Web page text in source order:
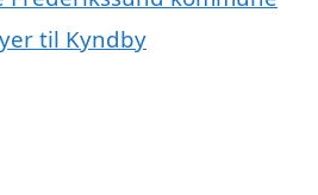
til Kyndby